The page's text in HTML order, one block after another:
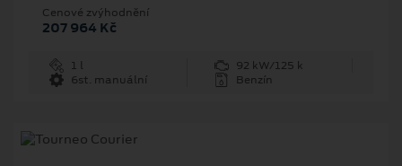
Cenové zvýhodnění
207 964 Kč
1 l
92 kW/125 k
6st. manuální
Benzín